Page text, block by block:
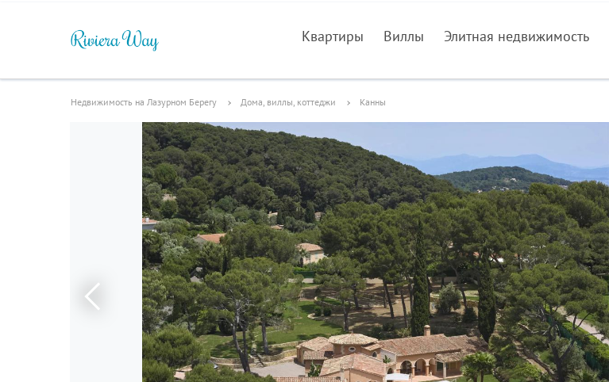
Квартиры Виллы Элитная недвижимость
Недвижимость на Лазурном Берегу Дома, виллы, коттеджи Канны